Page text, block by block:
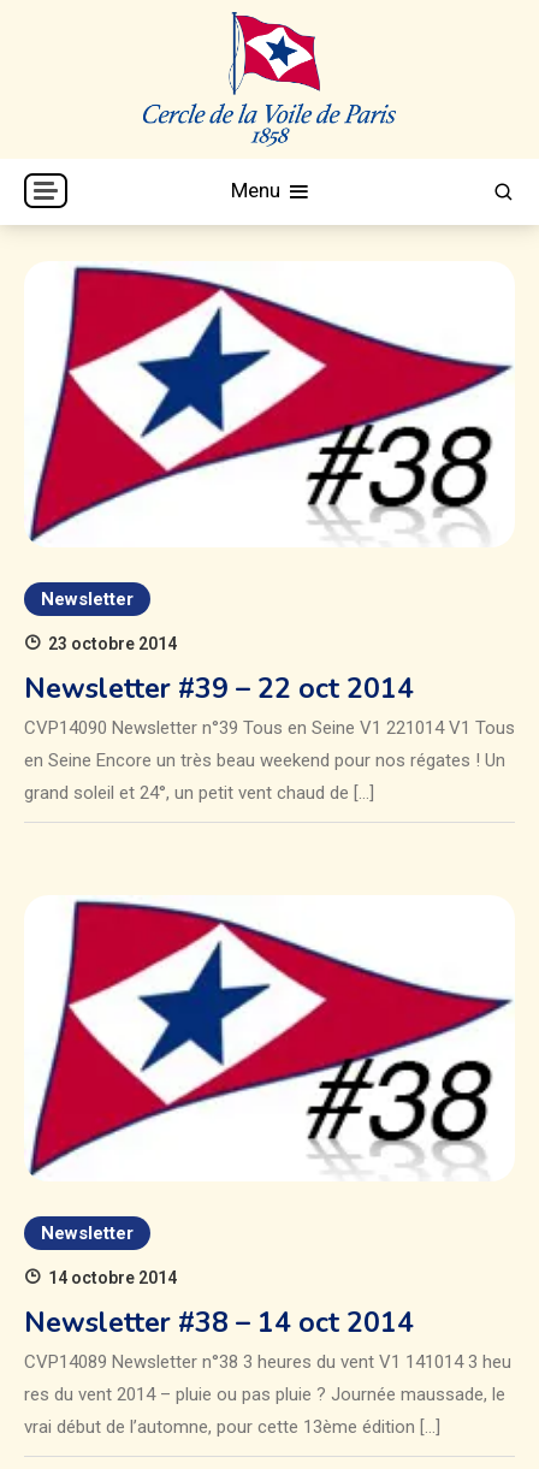
CVP
Cercle de la Voile de Paris
Menu
Newsletter
23 octobre 2014
Newsletter #39 – 22 oct 2014
CVP14090 Newsletter n°39 Tous en Seine V1 221014 V1 Tous
en Seine Encore un très beau weekend pour nos régates ! Un
grand soleil et 24°, un petit vent chaud de […]
Newsletter
14 octobre 2014
Newsletter #38 – 14 oct 2014
CVP14089 Newsletter n°38 3 heures du vent V1 141014 3 heu
res du vent 2014 – pluie ou pas pluie ? Journée maussade, le
vrai début de l’automne, pour cette 13ème édition […]